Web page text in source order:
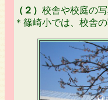
（２） 校舎や校庭の
＊篠崎小では、校舎